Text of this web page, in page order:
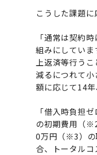
こうした課題
「通常は契約
組みにしてい
上返済等行う
減るにつれて
額に応じて14
「借入時負担
の初期費用（
0万円（※3）の
合、トータル